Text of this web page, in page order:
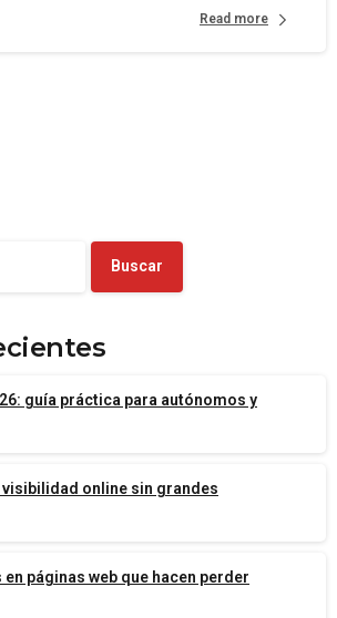
Read more
Buscar
guía práctica para autónomos y
online sin grandes
páginas web que hacen perder